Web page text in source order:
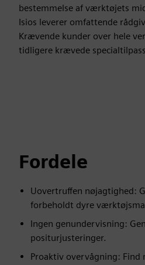
bestemmelse af værktøjets
Isios leverer omfattende
Krævende kunder over hele
tidligere krævede
Fordele
Uovertruffen nøjagtighed:
forbeholdt dyre
Ingen genundervisning:
positurjusteringer.
Proaktiv overvågning: